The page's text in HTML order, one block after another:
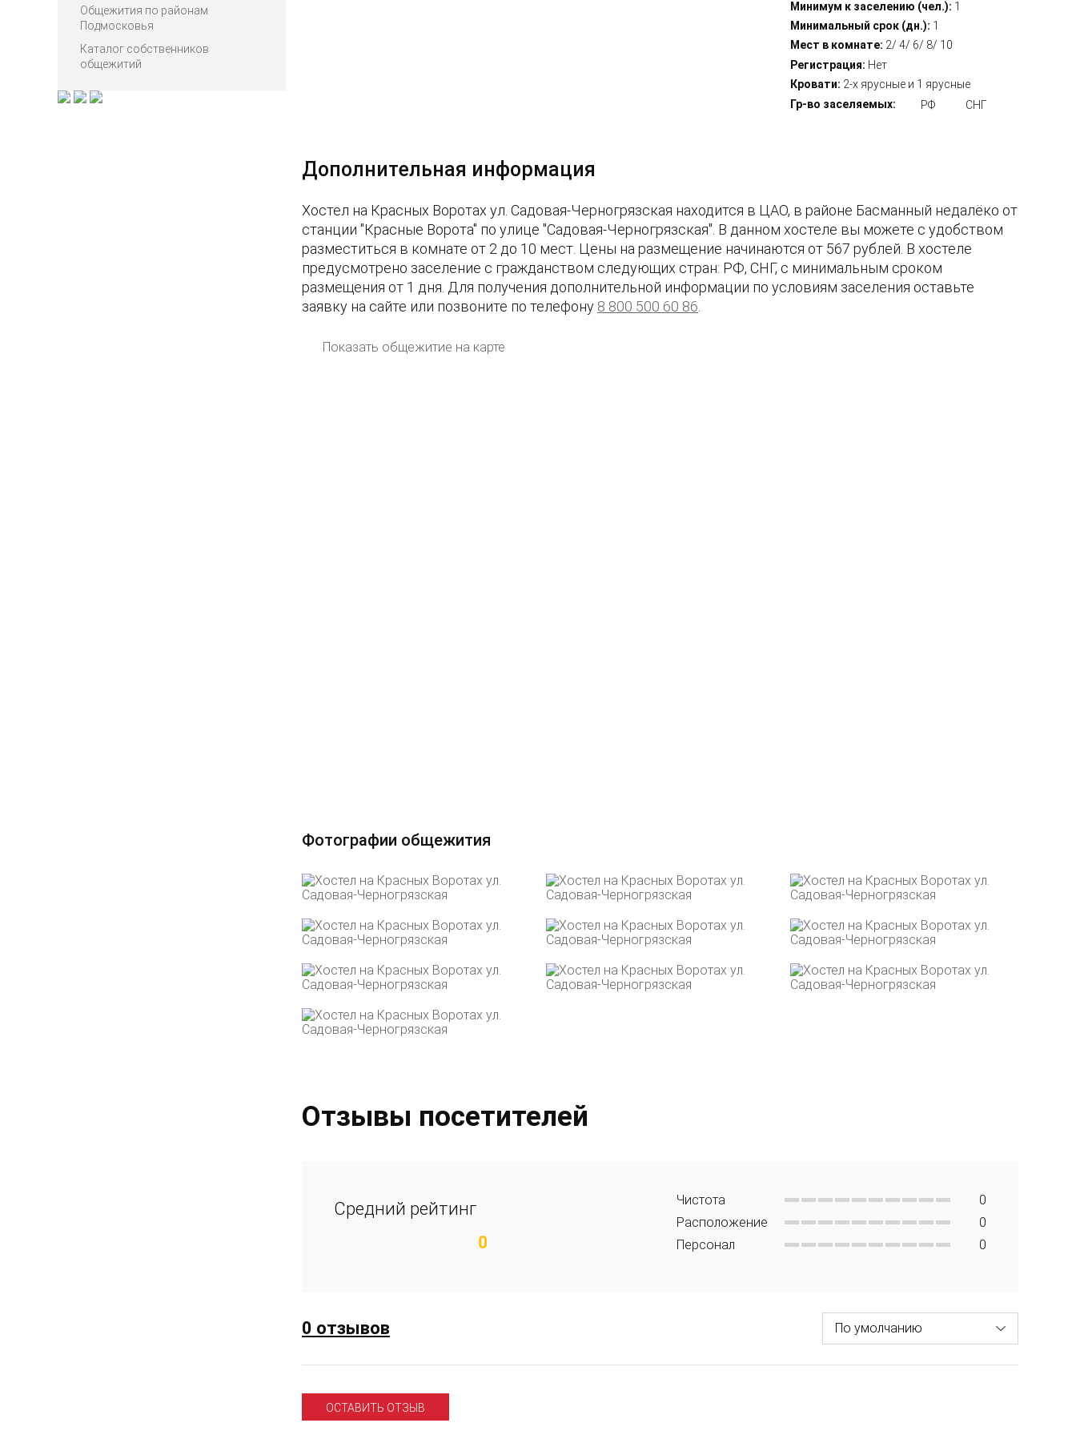
Общежития по районам
Подмосковья
Каталог собственников
общежитий
Минимум к заселению (чел.): 1
Минимальный срок (дн.): 1
Мест в комнате: 2/ 4/ 6/ 8/ 10
Регистрация: Нет
Кровати: 2-х ярусные и 1 ярусные
Гр-во заселяемых:
РФ СНГ
Дополнительная информация
Хостел на Красных Воротах ул. Садовая-Черногрязская находится в ЦАО, в районе Басманный недалёко от
станции "Красные Ворота" по улице "Садовая-Черногрязская". В данном хостеле вы можете с удобством
разместиться в комнате от 2 до 10 мест. Цены на размещение начинаются от 567 рублей. В хостеле
предусмотрено заселение с гражданством следующих стран: РФ, СНГ, с минимальным сроком
размещения от 1 дня. Для получения дополнительной информации по условиям заселения оставьте
заявку на сайте или позвоните по телефону 8 800 500 60 86.
Показать общежитие на карте
Фотографии общежития
Отзывы посетителей
Средний рейтинг
0
Чистота
0
Расположение
0
Персонал
0
0 отзывов
ОСТАВИТЬ ОТЗЫВ